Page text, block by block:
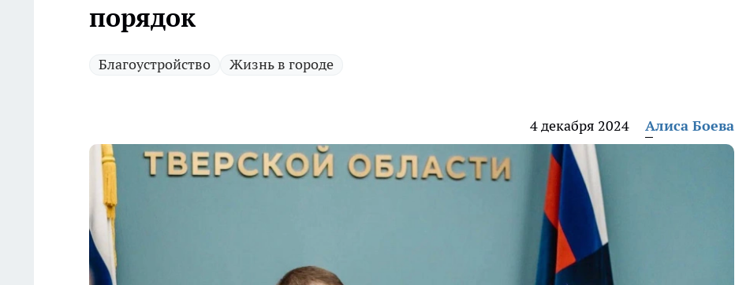
порядок
Благоустройство Жизнь в городе
4 декабря 2024 Алиса Боева